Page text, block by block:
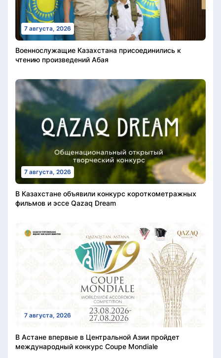
7 августа, 2026
Военнослужащие Казахстана присоединились к
чтению произведений Абая
7 августа, 2026
В Казахстане объявили конкурс короткометражных
фильмов и эссе Qazaq Dream
7 августа, 2026
В Астане впервые в Центральной Азии пройдет
международный конкурс Coupe Mondiale